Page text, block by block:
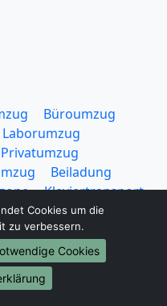
Büroumzug
Laborumzug
Privatumzug
Beiladung
Klaviertransport
Möbeltaxi
Cookies um die
zu verbessern.
Cookies